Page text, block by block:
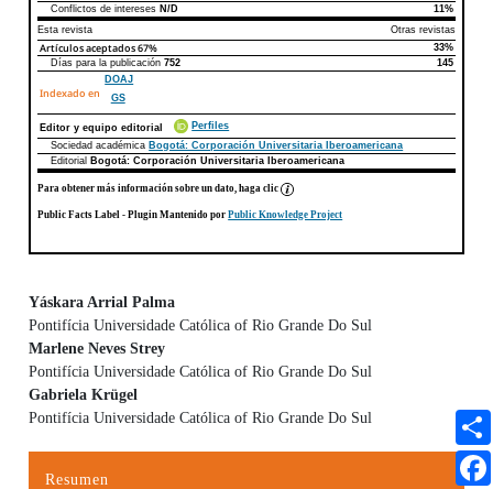
Conflictos de intereses N/D
11%
Esta revista
Otras revistas
Artículos aceptados67%
33%
Días para la publicación752 145
Indexado en
DOAJ
GS
Editor y equipo editorial
Perfiles
Sociedad académica Bogotá: Corporación Universitaria Iberoamericana
Editorial
Bogotá: Corporación Universitaria Iberoamericana
Para obtener más información sobre un dato, haga clic
Public Facts Label - Plugin Mantenido porPublic Knowledge Project
Contenido principal del artículo
Yáskara Arrial Palma
Pontifícia Universidade Católica of Rio Grande Do Sul
Marlene Neves Strey
Pontifícia Universidade Católica of Rio Grande Do Sul
Gabriela Krügel
Pontifícia Universidade Católica of Rio Grande Do Sul
Resumen